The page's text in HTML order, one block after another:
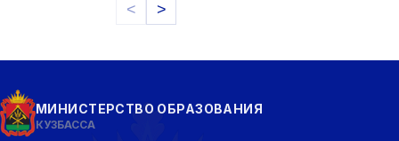
< >
МИНИСТЕРСТВО ОБРАЗОВАНИЯ
КУЗБАССА